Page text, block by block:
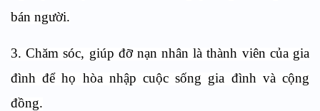
bán người.
3. Chăm sóc, giúp đỡ nạn nhân là thành viên của gia
đình để họ hòa nhập cuộc sống gia đình và cộng
đồng.